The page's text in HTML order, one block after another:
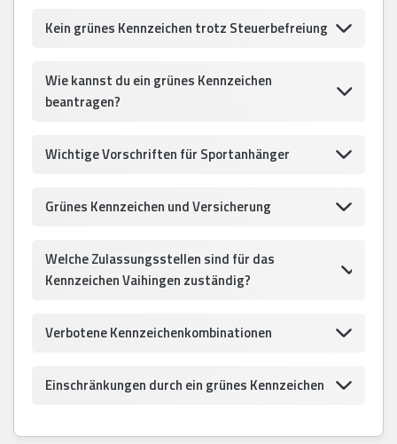
Kein grünes Kennzeichen trotz Steuerbefreiung
Wie kannst du ein grünes Kennzeichen
beantragen?
Wichtige Vorschriften für Sportanhänger
Grünes Kennzeichen und Versicherung
Welche Zulassungsstellen sind für das
Kennzeichen Vaihingen zuständig?
Verbotene Kennzeichenkombinationen
Einschränkungen durch ein grünes Kennzeichen